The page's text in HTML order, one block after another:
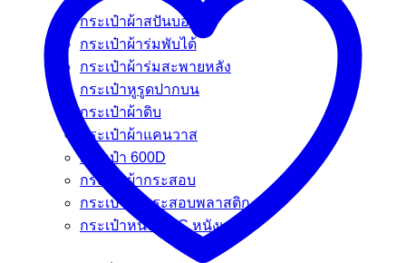
กระเป๋าผ้าสปันบอนด์
กระเป๋าผ้าร่มพับได้
กระเป๋าผ้าร่มสะพายหลัง
กระเป๋าหูรูดปากบน
กระเป๋าผ้าดิบ
กระเป๋าผ้าแคนวาส
กระเป๋า 600D
กระเป๋าผ้ากระสอบ
กระเป๋าผ้ากระสอบพลาสติก
กระเป๋าหนัง PVC หนังแก้ว